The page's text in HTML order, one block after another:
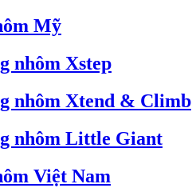
Mỹ
nhôm Xstep
nhôm Xtend & Climb
nhôm Little Giant
Việt Nam